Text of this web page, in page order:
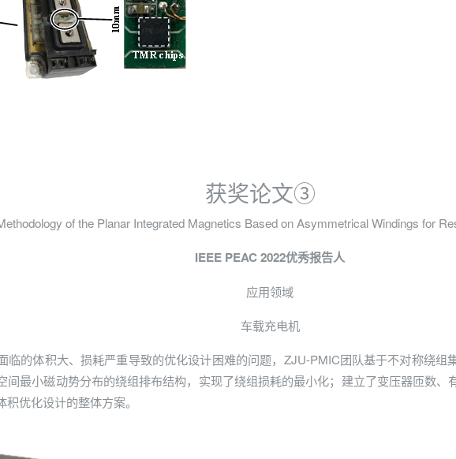
获奖论文③
of the Planar Integrated Magnetics Based on Asymmetrical Windings for
IEEE PEAC 2022优秀报告人
应用领域
车载充电机
临的体积大、损耗严重导致的优化设计困难的问题，ZJU-PMIC团队基于不对称绕
间最小磁动势分布的绕组排布结构，实现了绕组损耗的最小化；建立了变压器匝数
优化设计的整体方案。